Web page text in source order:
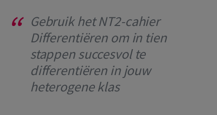
Gebruik het NT2-cahier
Differentiëren om in tien
stappen succesvol te
differentiëren in jouw
heterogene klas